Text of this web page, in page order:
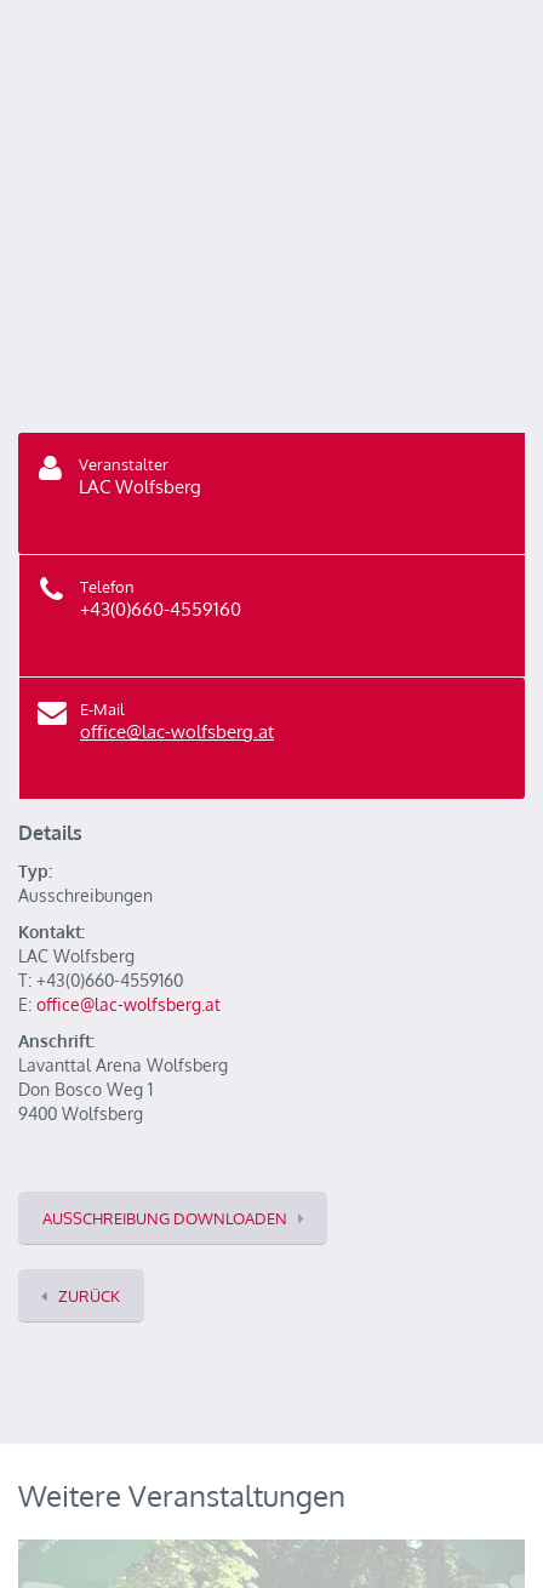
Veranstalter
LAC Wolfsberg
Telefon
+43(0)660-4559160
E-Mail
office@lac-wolfsberg.at
Details
Typ:
Ausschreibungen
Kontakt:
LAC Wolfsberg
T: +43(0)660-4559160
E: office@lac-wolfsberg.at
Anschrift:
Lavanttal Arena Wolfsberg
Don Bosco Weg 1
9400 Wolfsberg
AUSSCHREIBUNG DOWNLOADEN
ZURÜCK
Weitere Veranstaltungen